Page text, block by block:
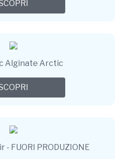
Alginate Arctic
- FUORI PRODUZIONE